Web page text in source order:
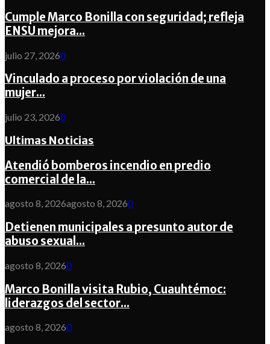
Cumple Marco Bonilla con seguridad; refleja
ENSU mejora...
julio 27, 20260
Vinculado a proceso por violación de una
mujer...
julio 23, 20260
Ultimas Noticias
Atendió bomberos incendio en predio
comercial de la...
agosto 8, 2026agosto 8, 20260
Detienen municipales a presunto autor de
abuso sexual...
agosto 8, 20260
Marco Bonilla visita Rubio, Cuauhtémoc:
liderazgos del sector...
agosto 8, 20260